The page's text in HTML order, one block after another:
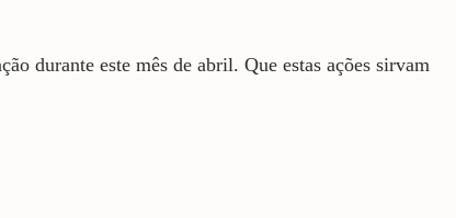
durante este mês de abril. Que estas ações sirvam